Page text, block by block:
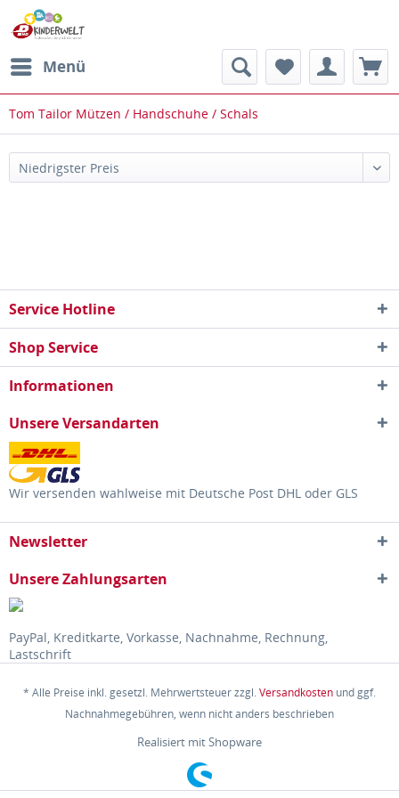
Menü
Tom Tailor Mützen / Handschuhe / Schals
Service Hotline
Shop Service
Informationen
Unsere Versandarten
Wir versenden wahlweise mit Deutsche Post DHL oder GLS
Newsletter
Unsere Zahlungsarten
PayPal, Kreditkarte, Vorkasse, Nachnahme, Rechnung,
Lastschrift
* Alle Preise inkl. gesetzl. Mehrwertsteuer zzgl.Versandkosten und ggf.
Nachnahmegebühren, wenn nicht anders beschrieben
Realisiert mit Shopware